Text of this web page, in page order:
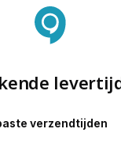
levertijden
verzendtijden